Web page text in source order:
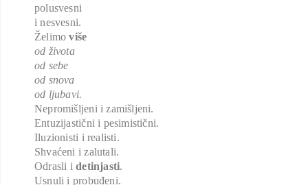
polusvesni
i nesvesni.
Želimoviše
od života
od sebe
od snova
od ljubavi.
Nepromišljeni i zamišljeni.
Entuzijastični i pesimistični.
Iluzionisti i realisti.
Shvaćeni i zalutali.
Odrasli idetinjasti.
Usnuli i probuđeni.